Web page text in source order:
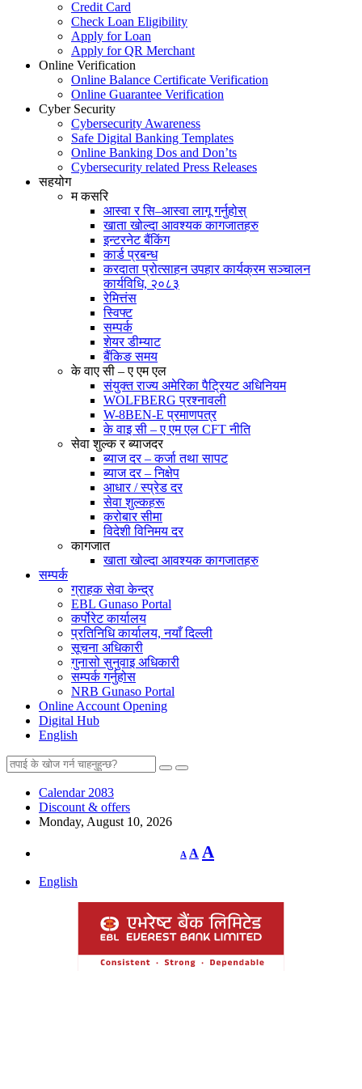
Credit Card
Check Loan Eligibility
Apply for Loan
Apply for QR Merchant
Online Verification
Online Balance Certificate Verification
Online Guarantee Verification
Cyber Security
Cybersecurity Awareness
Safe Digital Banking Templates
Online Banking Dos and Don’ts
Cybersecurity related Press Releases
सहयोग
म कसरि
आस्वा र सि–आस्वा लागू गर्नुहोस्
खाता खोल्दा आवश्यक कागजातहरु
इन्टरनेट बैंकिंग
कार्ड प्रबन्ध
करदाता प्रोत्साहन उपहार कार्यक्रम सञ्चालन
कार्यविधि, २०८३
रेमित्तंस
स्विफ्ट
सम्पर्क
शेयर डीम्याट
बैंकिङ समय
के वाए सी – ए एम एल
संयुक्त राज्य अमेरिका पैट्रियट अधिनियम
WOLFBERG प्रश्नावली
W-8BEN-E प्रमाणपत्र
के वाइ सी – ए एम एल CFT नीति
सेवा शुल्क र ब्याजदर
ब्याज दर – कर्जा तथा सापट
ब्याज दर – निक्षेप
आधार / स्प्रेड दर
सेवा शुल्कहरू
करोबार सीमा
विदेशी विनिमय दर
कागजात
खाता खोल्दा आवश्यक कागजातहरु
सम्पर्क
ग्राहक सेवा केन्द्र
EBL Gunaso Portal
कर्पोरेट कार्यालय
प्रतिनिधि कार्यालय, नयाँ दिल्ली
सूचना अधिकारी
गुनासो सुनुवाइ अधिकारी
सम्पर्क गर्नुहोस
NRB Gunaso Portal
Online Account Opening
Digital Hub
English
Calendar 2083
Discount & offers
Monday, August 10, 2026
A
Decrease
font
A Reset
font
A
English